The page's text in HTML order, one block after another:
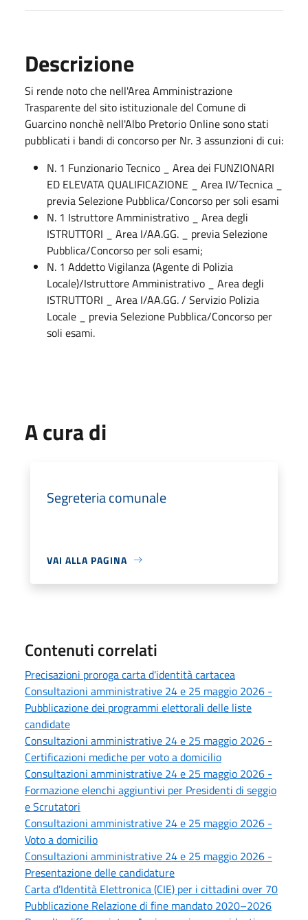
Descrizione
Si rende noto che nell'Area Amministrazione
Trasparente del sito istituzionale del Comune di
Guarcino nonchè nell'Albo Pretorio Online sono stati
pubblicati i bandi di concorso per Nr. 3 assunzioni di cui:
N. 1 Funzionario Tecnico _ Area dei FUNZIONARI
ED ELEVATA QUALIFICAZIONE _ Area IV/Tecnica _
previa Selezione Pubblica/Concorso per soli esami
N. 1 Istruttore Amministrativo _ Area degli
ISTRUTTORI _ Area I/AA.GG. _ previa Selezione
Pubblica/Concorso per soli esami;
N. 1 Addetto Vigilanza (Agente di Polizia
Locale)/Istruttore Amministrativo _ Area degli
ISTRUTTORI _ Area I/AA.GG. / Servizio Polizia
Locale _ previa Selezione Pubblica/Concorso per
soli esami.
A cura di
Segreteria comunale
VAI ALLA PAGINA
Contenuti correlati
Precisazioni proroga carta d'identità cartacea
Consultazioni amministrative 24 e 25 maggio 2026 -
Pubblicazione dei programmi elettorali delle liste
candidate
Consultazioni amministrative 24 e 25 maggio 2026 -
Certificazioni mediche per voto a domicilio
Consultazioni amministrative 24 e 25 maggio 2026 -
Formazione elenchi aggiuntivi per Presidenti di seggio
e Scrutatori
Consultazioni amministrative 24 e 25 maggio 2026 -
Voto a domicilio
Consultazioni amministrative 24 e 25 maggio 2026 -
Presentazione delle candidature
Carta d’Identità Elettronica (CIE) per i cittadini over 70
Pubblicazione Relazione di fine mandato 2020–2026